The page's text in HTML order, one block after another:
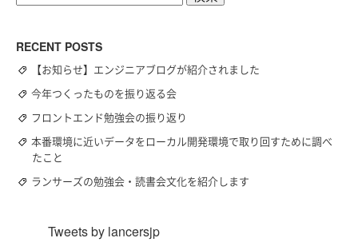
RECENT POSTS
【お知らせ】エンジニアブログが紹介されました
今年つくったものを振り返る会
フロントエンド勉強会の振り返り
本番環境に近いデータをローカル開発環境で取り回すために調べ
たこと
ランサーズの勉強会・読書会文化を紹介します
Tweets by lancersjp